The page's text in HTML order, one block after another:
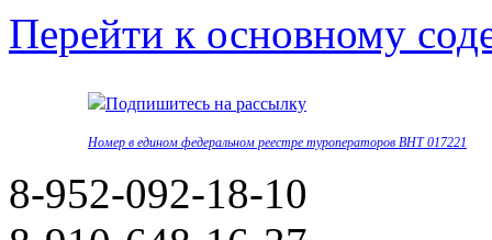
Перейти к основному
Подпишитесь на рассылку
Номер в едином федеральном реестре туроператоров ВНТ 017221
8-952-092-18-10